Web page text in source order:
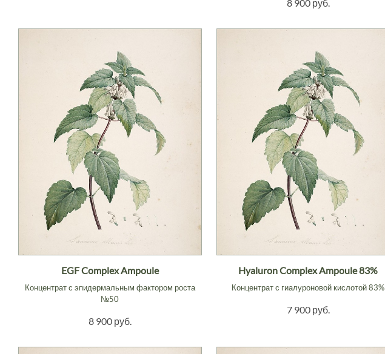
8 900 руб.
EGF Complex Ampoule
Концентрат с эпидермальным фактором роста
№50
8 900 руб.
Hyaluron Complex Ampoule 83%
Концентрат с гиалуроновой кислотой 83%
7 900 руб.